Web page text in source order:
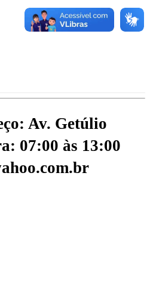
Av. Getúlio
07:00 às 13:00